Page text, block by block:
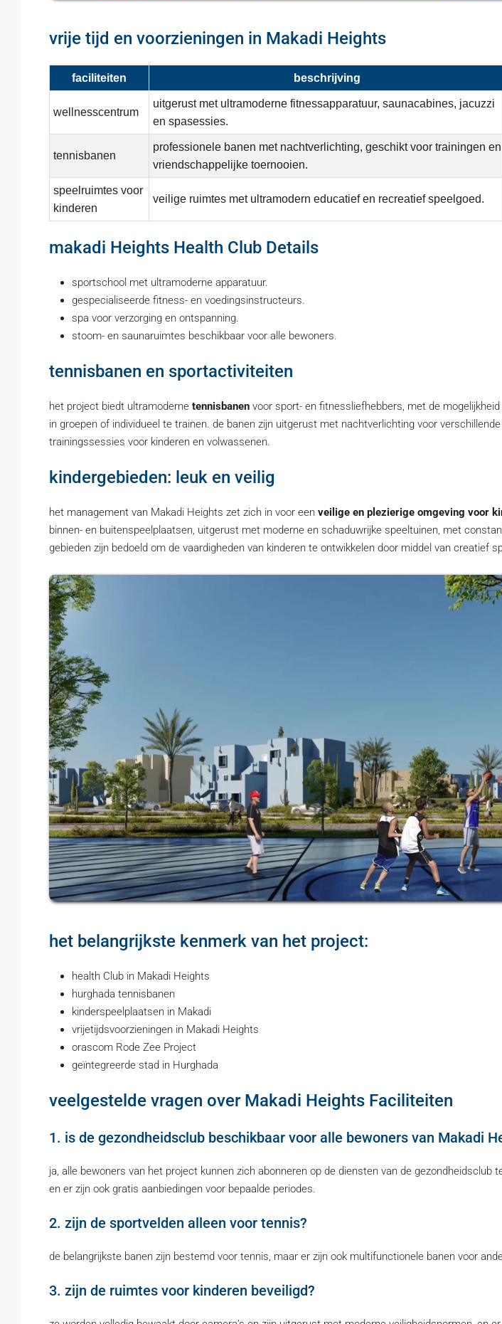
vrije tijd en voorzieningen in Makadi Heights
faciliteiten beschrijving
wellnesscentrum
uitgerust met ultramoderne fitnessapparatuur, saunacabines, jacuzzi
en spasessies.
tennisbanen
professionele banen met nachtverlichting, geschikt voor trainingen en
vriendschappelijke toernooien.
speelruimtes voor
kinderen
veilige ruimtes met ultramodern educatief en recreatief speelgoed.
makadi Heights Health Club Details
sportschool met ultramoderne apparatuur.
gespecialiseerde fitness- en voedingsinstructeurs.
spa voor verzorging en ontspanning.
stoom- en saunaruimtes beschikbaar voor alle bewoners.
tennisbanen en sportactiviteiten
het project biedt ultramoderne tennisbanen voor sport- en fitnessliefhebbers, met de
in groepen of individueel te trainen. de banen zijn uitgerust met nachtverlichting voor
trainingssessies voor kinderen en volwassenen.
kindergebieden: leuk en veilig
het management van Makadi Heights zet zich in voor een veilige en plezierige omgeving voor
binnen- en buitenspeelplaatsen, uitgerust met moderne en schaduwrijke speeltuinen, met
gebieden zijn bedoeld om de vaardigheden van kinderen te ontwikkelen door middel van creatief
het belangrijkste kenmerk van het project:
health Club in Makadi Heights
hurghada tennisbanen
kinderspeelplaatsen in Makadi
vrijetijdsvoorzieningen in Makadi Heights
orascom Rode Zee Project
geïntegreerde stad in Hurghada
veelgestelde vragen over Makadi Heights Faciliteiten
1. is de gezondheidsclub beschikbaar voor alle bewoners van Makadi
ja, alle bewoners van het project kunnen zich abonneren op de diensten van de gezondheidsclub
en er zijn ook gratis aanbiedingen voor bepaalde periodes.
2. zijn de sportvelden alleen voor tennis?
de belangrijkste banen zijn bestemd voor tennis, maar er zijn ook multifunctionele banen voor
3. zijn de ruimtes voor kinderen beveiligd?